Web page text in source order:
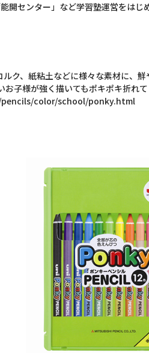
開センター」など学習塾運営をは
、紙粘土などに様々な素材に、
子様が強く描いてもポキポキ折れ
color/school/ponky.html